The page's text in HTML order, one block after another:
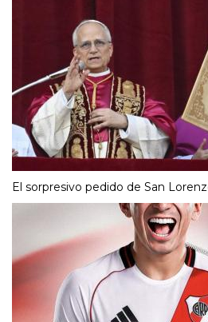
El sorpresivo pedido de San